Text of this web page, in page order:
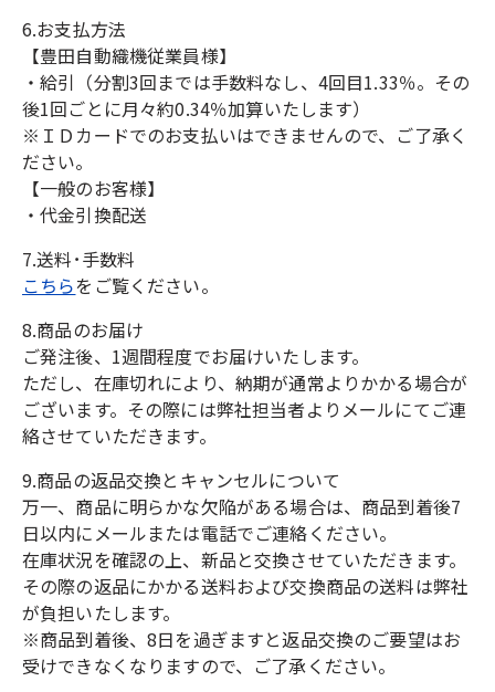
6.お支払方法
【豊田自動織機従業員様】
・給引（分割3回までは手数料なし、4回目1.33％。その
後1回ごとに月々約0.34％加算いたします）
※ＩＤカードでのお支払いはできませんので、ご了承く
ださい。
【一般のお客様】
・代金引換配送
7.送料･手数料
こちらをご覧ください。
8.商品のお届け
ご発注後、1週間程度でお届けいたします。
ただし、在庫切れにより、納期が通常よりかかる場合が
ございます。その際には弊社担当者よりメールにてご連
絡させていただきます。
9.商品の返品交換とキャンセルについて
万一、商品に明らかな欠陥がある場合は、商品到着後7
日以内にメールまたは電話でご連絡ください。
在庫状況を確認の上、新品と交換させていただきます。
その際の返品にかかる送料および交換商品の送料は弊社
が負担いたします。
※商品到着後、8日を過ぎますと返品交換のご要望はお
受けできなくなりますので、ご了承ください。